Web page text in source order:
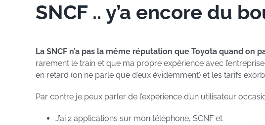
SNCF .. y’a encore du
La SNCF n’a pas la même réputation que Toyota quand on
rarement le train et que ma propre expérience avec
en retard (on ne parle que d’eux évidemment) et les tarifs
Par contre je peux parler de l’expérience d’un utilisateur
J’ai 2 applications sur mon téléphone, SCNF et